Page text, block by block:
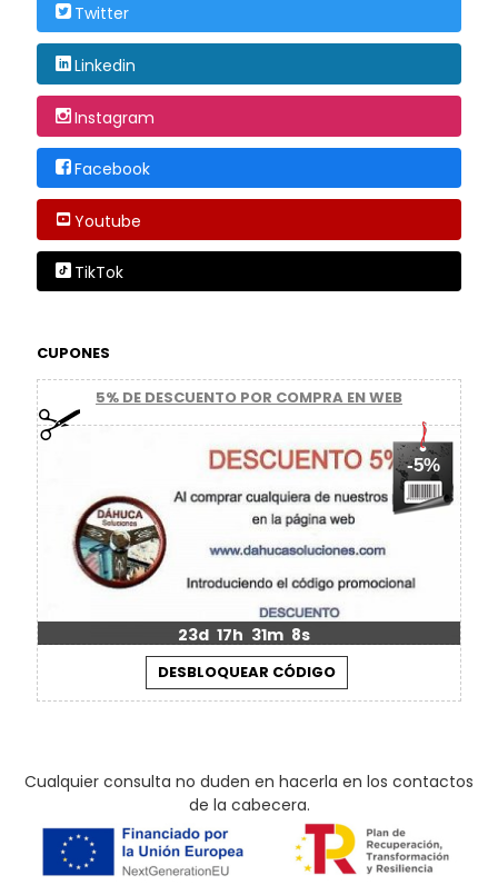
Twitter
Linkedin
Instagram
Facebook
Youtube
TikTok
CUPONES
5% DE DESCUENTO POR COMPRA EN WEB
-5%
23d 17h 31m 8s
Cualquier consulta no duden en hacerla en los contactos
de la cabecera.